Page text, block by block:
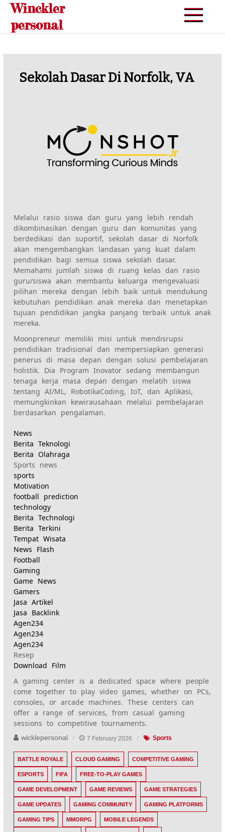
Skip
content
Winckler
personal
Sekolah Dasar Di Norfolk, VA
Melalui rasio siswa dan guru yang lebih rendah
dikombinasikan dengan guru dan komunitas yang
berdedikasi dan suportif, sekolah dasar di Norfolk
akan mengembangkan landasan yang kuat dalam
pendidikan bagi semua siswa sekolah dasar.
Memahami jumlah siswa di ruang kelas dan rasio
guru/siswa akan membantu keluarga mengevaluasi
pilihan mereka dengan lebih baik untuk mendukung
kebutuhan pendidikan anak mereka dan menetapkan
tujuan pendidikan jangka panjang terbaik untuk anak
mereka.
Moonpreneur memiliki misi untuk mendisrupsi
pendidikan tradisional dan mempersiapkan generasi
penerus di masa depan dengan solusi pembelajaran
holistik. Dia Program Inovator sedang membangun
tenaga kerja masa depan dengan melatih siswa
tentang AI/ML, RobotikaCoding, IoT, dan Aplikasi,
memungkinkan kewirausahaan melalui pembelajaran
berdasarkan pengalaman.
News
Berita Teknologi
Berita Olahraga
Sports news
sports
Motivation
football prediction
technology
Berita Technologi
Berita Terkini
Tempat Wisata
News Flash
Football
Gaming
Game News
Gamers
Jasa Artikel
Jasa Backlink
Agen234
Agen234
Agen234
Resep
Download Film
A gaming center is a dedicated space where people
come together to play video games, whether on PCs,
consoles, or arcade machines. These centers can
offer a range of services, from casual gaming
sessions to competitive tournaments.
wicklepersonal 7 February 2026 Sports
BATTLE ROYALE CLOUD GAMING COMPETITIVE GAMING
ESPORTS FIFA FREE-TO-PLAY GAMES
GAME DEVELOPMENT GAME REVIEWS GAME STRATEGIES
GAME UPDATES GAMING COMMUNITY GAMING PLATFORMS
GAMING TIPS MMORPG MOBILE LEGENDS